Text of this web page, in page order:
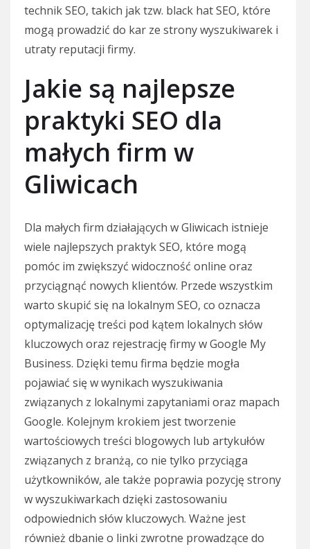
technik SEO, takich jak tzw. black hat SEO, które
mogą prowadzić do kar ze strony wyszukiwarek i
utraty reputacji firmy.
Jakie są najlepsze
praktyki SEO dla
małych firm w
Gliwicach
Dla małych firm działających w Gliwicach istnieje
wiele najlepszych praktyk SEO, które mogą
pomóc im zwiększyć widoczność online oraz
przyciągnąć nowych klientów. Przede wszystkim
warto skupić się na lokalnym SEO, co oznacza
optymalizację treści pod kątem lokalnych słów
kluczowych oraz rejestrację firmy w Google My
Business. Dzięki temu firma będzie mogła
pojawiać się w wynikach wyszukiwania
związanych z lokalnymi zapytaniami oraz mapach
Google. Kolejnym krokiem jest tworzenie
wartościowych treści blogowych lub artykułów
związanych z branżą, co nie tylko przyciąga
użytkowników, ale także poprawia pozycję strony
w wyszukiwarkach dzięki zastosowaniu
odpowiednich słów kluczowych. Ważne jest
również dbanie o linki zwrotne prowadzące do